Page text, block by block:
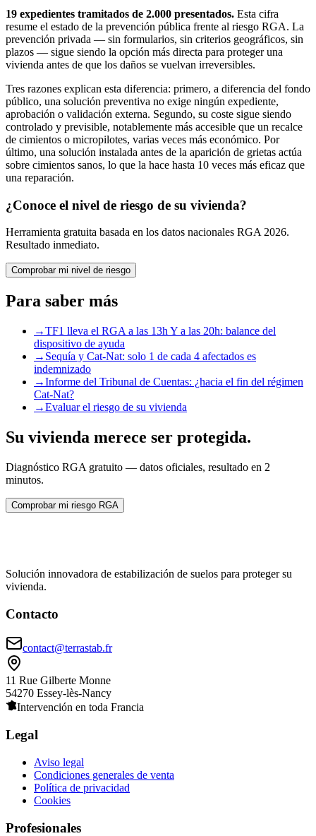
19 expedientes tramitados de 2.000 presentados. Esta cifra
resume el estado de la prevención pública frente al riesgo RGA. La
prevención privada — sin formularios, sin criterios geográficos, sin
plazos — sigue siendo la opción más directa para proteger una
vivienda antes de que los daños se vuelvan irreversibles.
Tres razones explican esta diferencia: primero, a diferencia del fondo
público, una solución preventiva no exige ningún expediente,
aprobación o validación externa. Segundo, su coste sigue siendo
controlado y previsible, notablemente más accesible que un recalce
de cimientos o micropilotes, varias veces más económico. Por
último, una solución instalada antes de la aparición de grietas actúa
sobre cimientos sanos, lo que la hace hasta 10 veces más eficaz que
una reparación.
¿Conoce el nivel de riesgo de su vivienda?
Herramienta gratuita basada en los datos nacionales RGA 2026.
Resultado inmediato.
Comprobar mi nivel de riesgo
Para saber más
→TF1 lleva el RGA a las 13h Y a las 20h: balance del
dispositivo de ayuda
→ Sequía y Cat-Nat: solo 1 de cada 4 afectados es
indemnizado
→Informe del Tribunal de Cuentas: ¿hacia el fin del régimen
Cat-Nat?
→Evaluar el riesgo de su vivienda
Su vivienda merece ser protegida.
Diagnóstico RGA gratuito — datos oficiales, resultado en 2
minutos.
Comprobar mi riesgo RGA
Solución innovadora de estabilización de suelos para proteger su
vivienda.
Contacto
contact@terrastab.fr
11 Rue Gilberte Monne
54270 Essey-lès-Nancy
Intervención en toda Francia
Legal
Aviso legal
Condiciones generales de venta
Política de privacidad
Cookies
Profesionales